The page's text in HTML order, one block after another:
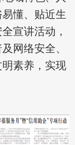
懂、贴近生
宣讲活动，
网络安全、
素养，实现